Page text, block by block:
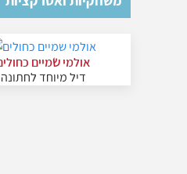
אולמי שמיים
דיל מיוחד לחתונה